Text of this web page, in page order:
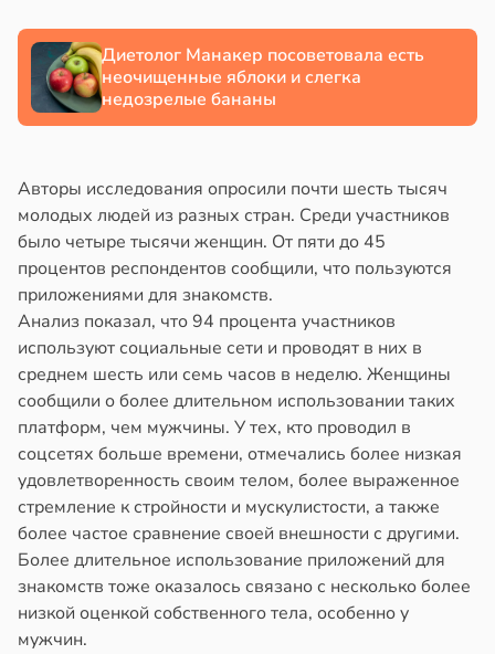
Диетолог Манакер посоветовала есть
неочищенные яблоки и слегка
недозрелые бананы
Авторы исследования опросили почти шесть тысяч
молодых людей из разных стран. Среди участников
было четыре тысячи женщин. От пяти до 45
процентов респондентов сообщили, что пользуются
приложениями для знакомств.
Анализ показал, что 94 процента участников
используют социальные сети и проводят в них в
среднем шесть или семь часов в неделю. Женщины
сообщили о более длительном использовании таких
платформ, чем мужчины. У тех, кто проводил в
соцсетях больше времени, отмечались более низкая
удовлетворенность своим телом, более выраженное
стремление к стройности и мускулистости, а также
более частое сравнение своей внешности с другими.
Более длительное использование приложений для
знакомств тоже оказалось связано с несколько более
низкой оценкой собственного тела, особенно у
мужчин.